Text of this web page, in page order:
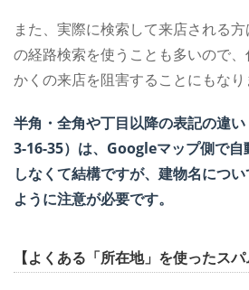
また、実際に検索して来店される
の経路検索を使うことも多いので
かくの来店を阻害することにもなり
半角・全角や丁目以降の表記の違
3-16-35）は、Googleマップ側で自
しなくて結構ですが、建物名につ
ように注意が必要です。
【よくある「所在地」を使ったスパ